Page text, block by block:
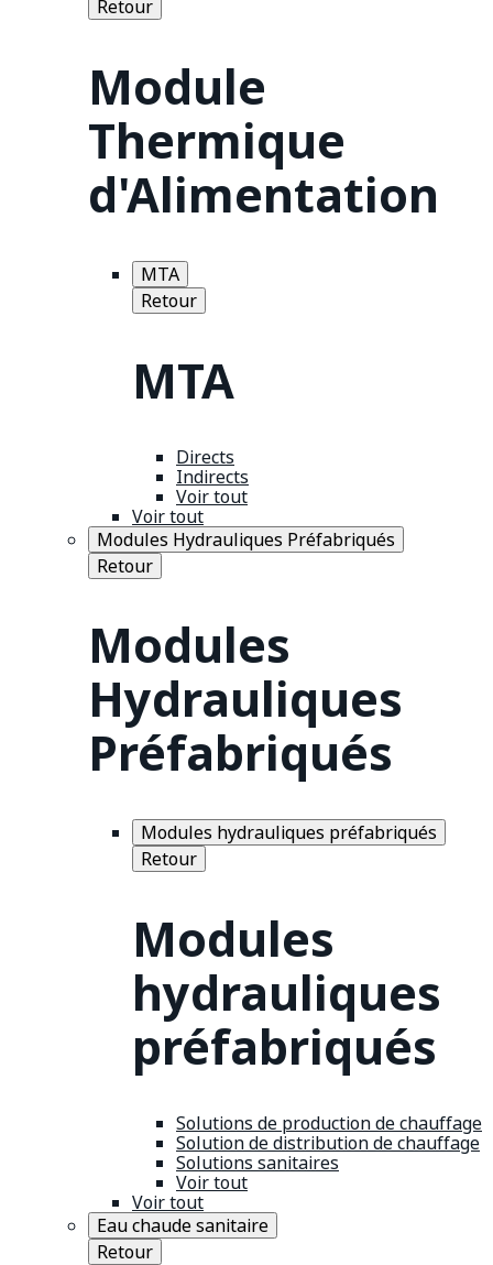
Retour
Module
Thermique
d'Alimentation
MTA
Retour
MTA
Directs
Indirects
Voir tout
Voir tout
Modules Hydrauliques Préfabriqués
Retour
Modules
Hydrauliques
Préfabriqués
Modules hydrauliques préfabriqués
Retour
Modules
hydrauliques
préfabriqués
Solutions de production de chauffage
Solution de distribution de chauffage
Solutions sanitaires
Voir tout
Voir tout
Eau chaude sanitaire
Retour